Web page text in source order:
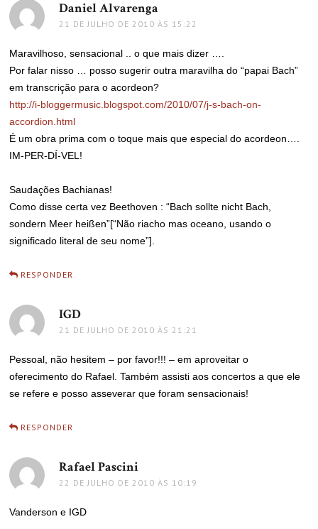
Daniel Alvarenga
21 DE JULHO DE 2010 ÀS 15:22
Maravilhoso, sensacional .. o que mais dizer ….
Por falar nisso … posso sugerir outra maravilha do “papai Bach”
em transcrição para o acordeon?
http://i-bloggermusic.blogspot.com/2010/07/j-s-bach-on-
accordion.html
É um obra prima com o toque mais que especial do acordeon….
IM-PER-DÍ-VEL!
Saudações Bachianas!
Como disse certa vez Beethoven : “Bach sollte nicht Bach,
sondern Meer heißen”[“Não riacho mas oceano, usando o
significado literal de seu nome”].
RESPONDER
IGD
21 DE JULHO DE 2010 ÀS 21:21
Pessoal, não hesitem – por favor!!! – em aproveitar o
oferecimento do Rafael. Também assisti aos concertos a que ele
se refere e posso asseverar que foram sensacionais!
RESPONDER
Rafael Pascini
22 DE JULHO DE 2010 ÀS 10:19
Vanderson e IGD